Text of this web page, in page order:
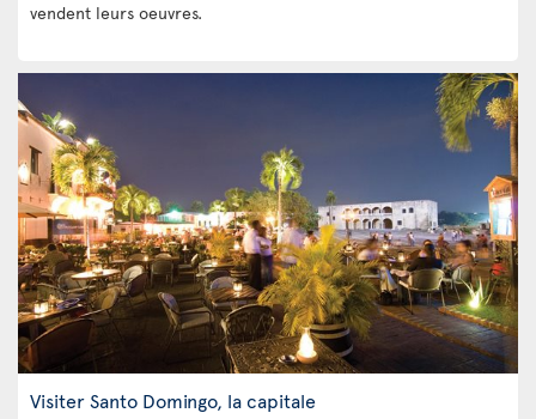
vendent leurs oeuvres.
Visiter Santo Domingo, la capitale